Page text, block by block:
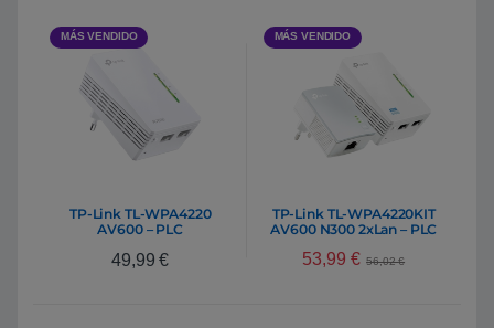
MÁS VENDIDO
TP-Link TL-WPA4220
AV600 – PLC
49,99€
MÁS VENDIDO
TP-Link TL-WPA4220KIT
AV600 N300 2xLan – PLC
53,99 € 56,02€